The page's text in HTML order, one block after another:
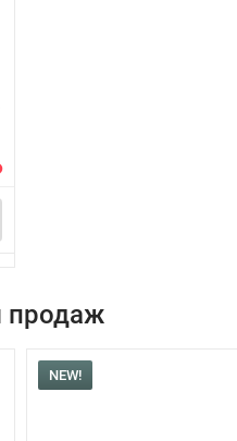
продаж
NEW!